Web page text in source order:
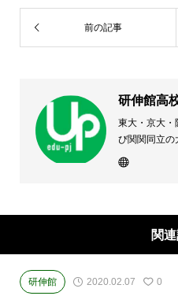
前の記事
研伸館高
東大・京大・
び関関同立の
ださい。 大
関
研伸館 2020.02.07 0